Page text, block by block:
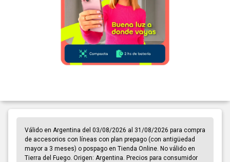
Válido en Argentina del 03/08/2026 al 31/08/2026 para compra
de accesorios con líneas con plan prepago (con antigüedad
mayor a 3 meses) o pospago en Tienda Online. No válido en
Tierra del Fuego. Origen: Argentina. Precios para consumidor